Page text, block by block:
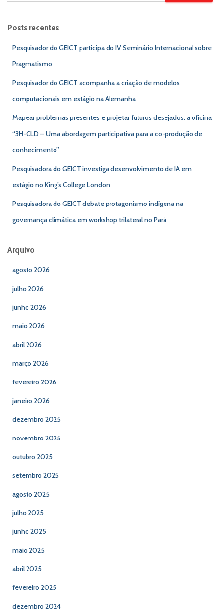
Posts recentes
Pesquisador do GEICT participa do IV Seminário Internacional sobre
Pragmatismo
Pesquisador do GEICT acompanha a criação de modelos
computacionais em estágio na Alemanha
Mapear problemas presentes e projetar futuros desejados: a oficina
“3H-CLD – Uma abordagem participativa para a co-produção de
conhecimento”
Pesquisadora do GEICT investiga desenvolvimento de IA em
estágio no King’s College London
Pesquisadora do GEICT debate protagonismo indígena na
governança climática em workshop trilateral no Pará
Arquivo
agosto 2026
julho 2026
junho 2026
maio 2026
abril 2026
março 2026
fevereiro 2026
janeiro 2026
dezembro 2025
novembro 2025
outubro 2025
setembro 2025
agosto 2025
julho 2025
junho 2025
maio 2025
abril 2025
fevereiro 2025
dezembro 2024